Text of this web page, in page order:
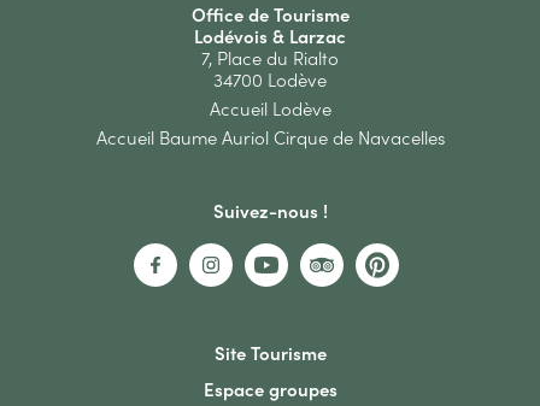
Office de Tourisme
Lodévois & Larzac
7, Place du Rialto
34700 Lodève
Accueil Lodève
Accueil Baume Auriol Cirque de Navacelles
Suivez-nous !
Site Tourisme
Espace groupes